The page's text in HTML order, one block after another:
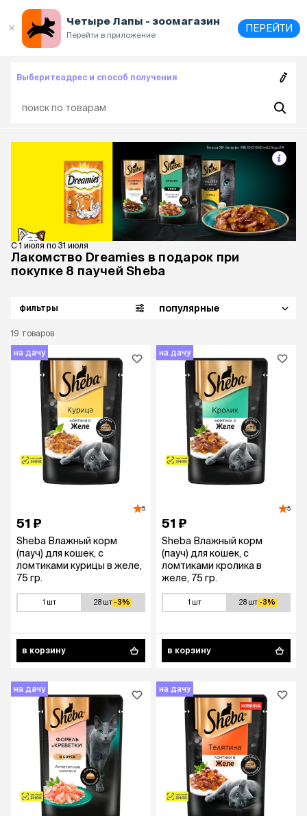
Четыре Лапы - зоомагазин
Перейти в приложение
ПЕРЕЙТИ
Выберитеадрес и способ получения
С 1 июля по 31 июля
Лакомство Dreamies в подарок при
покупке 8 паучей Sheba
19 товаров
фильтры популярные
на дачу
5
51 ₽
Sheba Влажный корм
(пауч) для кошек, с
ломтиками курицы в желе,
75 гр.
1 шт 28 шт -3%
в корзину
на дачу
5
51 ₽
Sheba Влажный корм
(пауч) для кошек, с
ломтиками кролика в
желе, 75 гр.
1 шт 28 шт -3%
в корзину
на дачу на дачу